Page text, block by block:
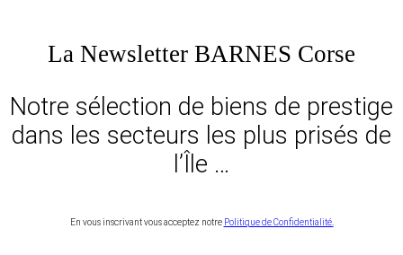
La Newsletter BARNES Corse
Notre sélection de biens de prestige
dans les secteurs les plus prisés de
l’Île …
En vous inscrivant vous acceptez notre Politique de Confidentialité.